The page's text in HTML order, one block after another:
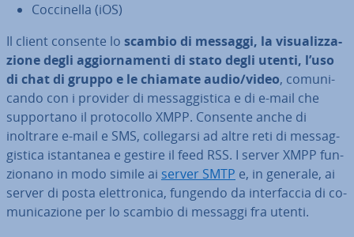
Coc­ci­nel­la (iOS)
Il client consente lo scambio di messaggi, la vi­sua­liz­za­
zio­ne degli ag­gior­na­men­ti di stato degli utenti, l’uso
di chat di gruppo e le chiamate audio/video, co­mu­ni­
can­do con i provider di mes­sag­gi­sti­ca e di e-mail che
sup­por­ta­no il pro­to­col­lo XMPP. Consente anche di
inoltrare e-mail e SMS, col­le­gar­si ad altre reti di mes­sag­
gi­sti­ca istan­ta­nea e gestire il feed RSS. I server XMPP fun­
zio­na­no in modo simile ai server SMTP e, in generale, ai
server di posta elet­tro­ni­ca, fungendo da in­ter­fac­cia di co­
mu­ni­ca­zio­ne per lo scambio di messaggi fra utenti.